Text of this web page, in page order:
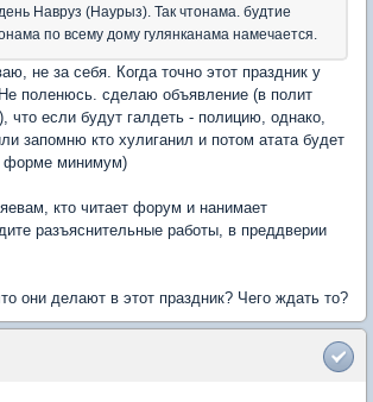
Навруз (Наурыз). Так чтонама. будтие
по всему дому гулянканама намечается.
не за себя. Когда точно этот праздник у
поленюсь. сделаю объявление (в полит
что если будут галдеть - полицию, однако,
запомню кто хулиганил и потом атата будет
форме минимум)
кто читает форум и нанимает
разъяснительные работы, в преддверии
они делают в этот праздник? Чего ждать то?